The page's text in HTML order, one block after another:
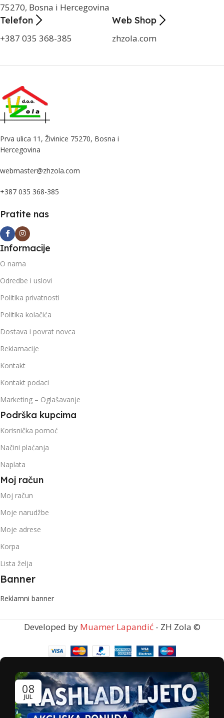
75270, Bosna i Hercegovina
Telefon
+387 035 368-385
Web Shop
zhzola.com
Prva ulica 11, Živinice 75270, Bosna i
Hercegovina
webmaster@zhzola.com
+387 035 368-385
Pratite nas
Informacije
O nama
Odredbe i uslovi
Politika privatnosti
Politika kolačića
Dostava i povrat novca
Reklamacije
Kontakt
Kontakt podaci
Marketing – Oglašavanje
Podrška kupcima
Korisnička pomoć
Načini plaćanja
Naplata
Moj račun
Moj račun
Moje narudžbe
Moje adrese
Korpa
Lista želja
Banner
Reklamni banner
Developed by Muamer Lapandić- ZH Zola ©
08
JUL